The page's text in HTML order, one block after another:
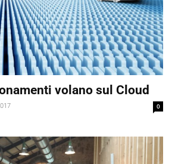
volano sul Cloud
0